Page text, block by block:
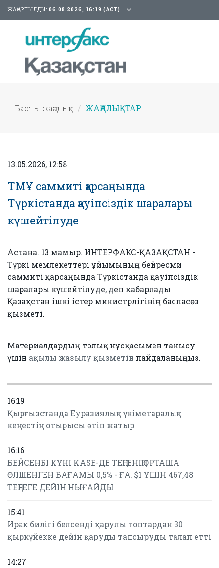
ЖАҢАРТЫЛДЫ: 06.08.2026, 16:19 (АСТ)
Басты жаңалық ЖАҢАЛЫҚТАР
13.05.2026, 12:58
ТМҰ саммиті қарсаңында
Түркістанда қауіпсіздік шаралары
күшейтілуде
Астана. 13 мамыр. ИНТЕРФАКС-ҚАЗАҚСТАН -
Түркі мемлекеттері ұйымының бейресми
саммиті қарсаңында Түркістанда қауіпсіздік
шаралары күшейтілуде, деп хабарлады
Қазақстан ішкі істер министрлігінің баспасөз
қызметі.
Материалдардың толық нұсқасымен танысу
үшін ақылы жазылу қызметін пайдаланыңыз.
16:19
Қырғызстанда Еуразиялық үкіметаралық
кеңестің отырысы өтіп жатыр
16:16
БЕЙСЕНБІ КҮНІ KASE-ДЕ ТЕҢГЕНІҢ ОРТАША
ӨЛШЕНГЕН БАҒАМЫ 0,5% - ҒА, $1 ҮШІН 467,48
ТЕҢГЕГЕ ДЕЙІН НЫҒАЙДЫ
15:41
Ирак билігі белсенді қарулы топтардан 30
қыркүйекке дейін қаруды тапсыруды талап етті
14:27